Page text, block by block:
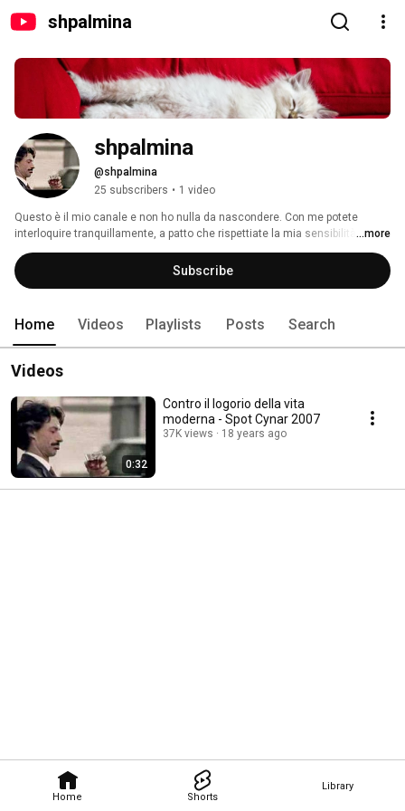
shpalmina
Home Shorts
Library
shpalmina
@shpalmina
25 subscribers • 1 video
Questo è il mio canale e non ho nulla da nascondere. Con me potete
interloquire tranquillamente, a patto che rispettiate la mia sensibilità
personale, i miei spazi, il mio vissuto e la mia amicizia. Che difficilmente
concedo alla gente. Se volete prendermi in giro, statemi alla larga. Che di
coglioni ne ho conosciuti fin troppi.
...more
Subscribe
Home Videos Playlists Posts Search
Videos
0:32
Contro il logorio della vita
moderna - Spot Cynar 2007
37K views 18 years ago